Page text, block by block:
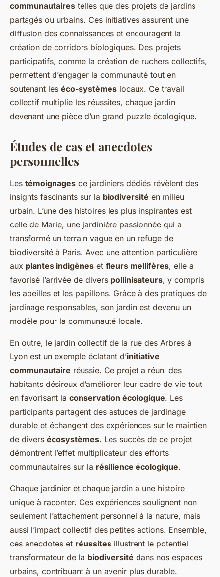
communautaires telles que des projets de jardins
partagés ou urbains. Ces initiatives assurent une
diffusion des connaissances et encouragent la
création de corridors biologiques. Des projets
participatifs, comme la création de ruchers collectifs,
permettent d’engager la communauté tout en
soutenant les éco-systèmes locaux. Ce travail
collectif multiplie les réussites, chaque jardin
devenant une pièce d’un grand puzzle écologique.
Études de cas et anecdotes
personnelles
Les témoignages de jardiniers dédiés révèlent des
insights fascinants sur la biodiversité en milieu
urbain. L’une des histoires les plus inspirantes est
celle de Marie, une jardinière passionnée qui a
transformé un terrain vague en un refuge de
biodiversité à Paris. Avec une attention particulière
aux plantes indigènes et fleurs mellifères, elle a
favorisé l’arrivée de divers pollinisateurs, y compris
les abeilles et les papillons. Grâce à des pratiques de
jardinage responsables, son jardin est devenu un
modèle pour la communauté locale.
En outre, le jardin collectif de la rue des Arbres à
Lyon est un exemple éclatant d’initiative
communautaire réussie. Ce projet a réuni des
habitants désireux d’améliorer leur cadre de vie tout
en favorisant la conservation écologique. Les
participants partagent des astuces de jardinage
durable et échangent des expériences sur le maintien
de divers écosystèmes. Les succès de ce projet
démontrent l’effet multiplicateur des efforts
communautaires sur la résilience écologique.
Chaque jardinier et chaque jardin a une histoire
unique à raconter. Ces expériences soulignent non
seulement l’attachement personnel à la nature, mais
aussi l’impact collectif des petites actions. Ensemble,
ces anecdotes et réussites illustrent le potentiel
transformateur de la biodiversité dans nos espaces
urbains, contribuant à un avenir plus durable.